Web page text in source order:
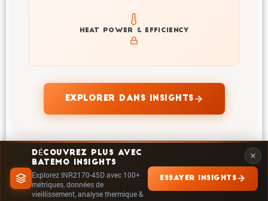
DÉCOUVREZ PLUS AVEC
BATEMO INSIGHTS
Explorez INR2170-45D avec 100+
métriques, données de
vieillissement, analyse thermique &
ESSAYER INSIGHTS
HEAT POWER & EFFICIENCY
Explore heat generation and cell efficiency at different
temperatures and powers of INR2170-45D
EXPLORER DANS INSIGHTS